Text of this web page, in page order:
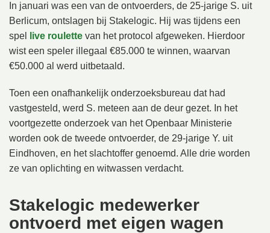
In januari was een van de ontvoerders, de 25-jarige S. uit
Berlicum, ontslagen bij Stakelogic. Hij was tijdens een
spel
live roulette van het protocol afgeweken. Hierdoor
wist een speler illegaal €85.000 te winnen, waarvan
€50.000 al werd uitbetaald.
Toen een onafhankelijk onderzoeksbureau dat had
vastgesteld, werd S. meteen aan de deur gezet. In het
voortgezette onderzoek van het Openbaar Ministerie
worden ook de tweede ontvoerder, de 29-jarige Y. uit
Eindhoven, en het slachtoffer genoemd. Alle drie worden
ze van oplichting en witwassen verdacht.
Stakelogic medewerker
ontvoerd met eigen wagen